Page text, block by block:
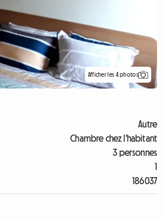
Afficher les 4 photos
Autre
Chambre chez l'habitant
3 personnes
1
186037